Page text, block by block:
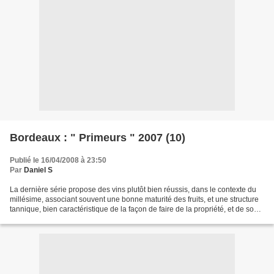
Bordeaux : " Primeurs " 2007 (10)
Publié le 16/04/2008 à 23:50
Par Daniel S
La dernière série propose des vins plutôt bien réussis, dans le contexte du
millésime, associant souvent une bonne maturité des fruits, et une structure
tannique, bien caractéristique de la façon de faire de la propriété, et de son